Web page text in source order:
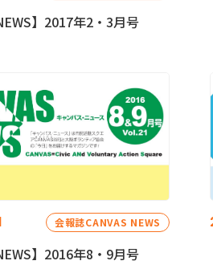
】2017年2・3月号
会報誌CANVAS NEWS
】2016年8・9月号